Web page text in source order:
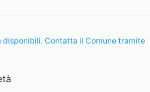
disponibili. Contatta il Comune tramite